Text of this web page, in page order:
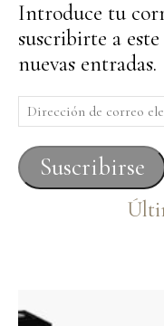
Introduce tu
suscribirte a
nuevas entradas.
Dirección
de
correo
electrónico
Suscribirse